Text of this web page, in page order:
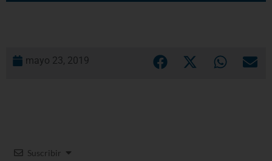
mayo 23, 2019
Suscribir